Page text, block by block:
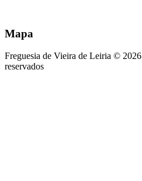
Mapa
Freguesia de Vieira de Leiria © 2026
reservados